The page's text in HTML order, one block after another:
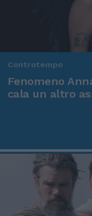
Controtempo
Fenomeno
cala un altro